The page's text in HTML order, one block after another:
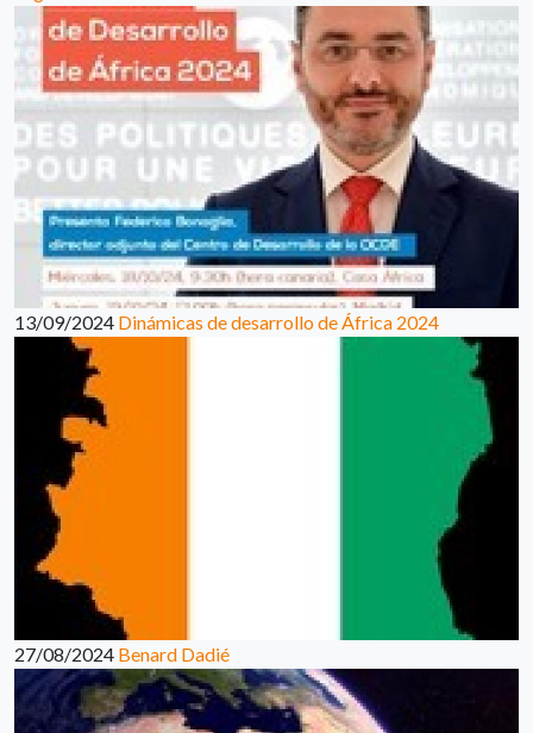
13/09/2024 Dinámicas de desarrollo de África 2024
27/08/2024 Benard Dadié